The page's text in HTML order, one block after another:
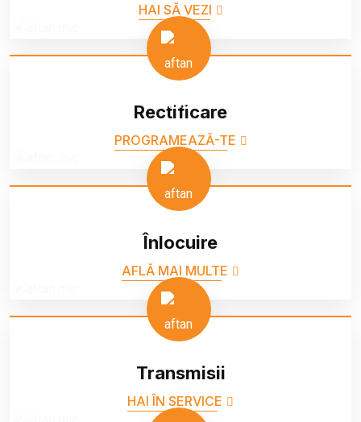
HAI SĂ VEZI
Rectificare
PROGRAMEAZĂ-TE
Înlocuire
AFLĂ MAI MULTE
Transmisii
HAI ÎN SERVICE